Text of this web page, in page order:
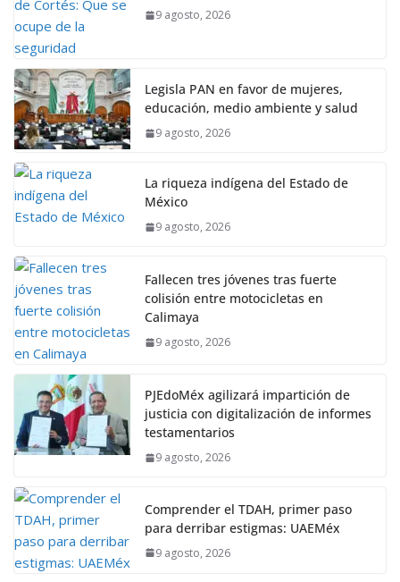
9 agosto, 2026
Legisla PAN en favor de mujeres,
educación, medio ambiente y salud
9 agosto, 2026
La riqueza indígena del Estado de
México
9 agosto, 2026
Fallecen tres jóvenes tras fuerte
colisión entre motocicletas en
Calimaya
9 agosto, 2026
PJEdoMéx agilizará impartición de
justicia con digitalización de informes
testamentarios
9 agosto, 2026
Comprender el TDAH, primer paso
para derribar estigmas: UAEMéx
9 agosto, 2026